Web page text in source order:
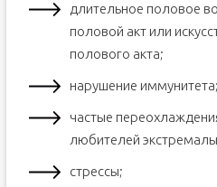
длительное половое
половой акт или
полового акта;
нарушение иммунитета;
частые
любителей
стрессы;